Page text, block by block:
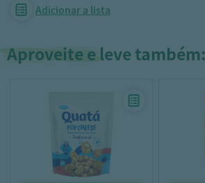
Adicionar a lista
Aproveite e leve também: